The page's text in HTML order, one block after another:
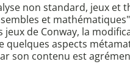
non standard, jeux
et
jeux de Conway, la
quelques aspects
son contenu est